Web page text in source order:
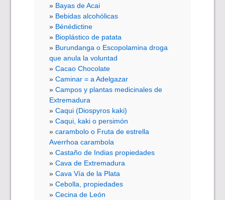
Bayas de Acai
Bebidas alcohólicas
Bénédictine
Bioplástico de patata
Burundanga o Escopolamina droga
que anula la voluntad
Cacao Chocolate
Caminar = a Adelgazar
Campos y plantas medicinales de
Extremadura
Caqui (Diospyros kaki)
Caqui, kaki o persimón
carambolo o Fruta de estrella
Averrhoa carambola
Castaño de Indias propiedades
Cava de Extremadura
Cava Vía de la Plata
Cebolla, propiedades
Cecina de León